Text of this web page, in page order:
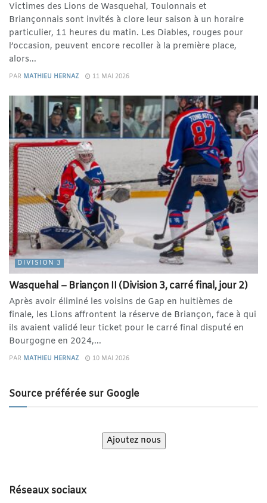
Victimes des Lions de Wasquehal, Toulonnais et
Briançonnais sont invités à clore leur saison à un horaire
particulier, 11 heures du matin. Les Diables, rouges pour
l’occasion, peuvent encore recoller à la première place,
alors...
PAR MATHIEU HERNAZ 11 MAI 2026
DIVISION 3
Wasquehal – Briançon II (Division 3, carré final, jour 2)
Après avoir éliminé les voisins de Gap en huitièmes de
finale, les Lions affrontent la réserve de Briançon, face à qui
ils avaient validé leur ticket pour le carré final disputé en
Bourgogne en 2024,...
PAR MATHIEU HERNAZ 10 MAI 2026
Source préférée sur Google
Ajoutez nous
Réseaux sociaux